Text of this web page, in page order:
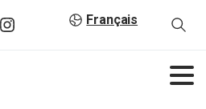
Français